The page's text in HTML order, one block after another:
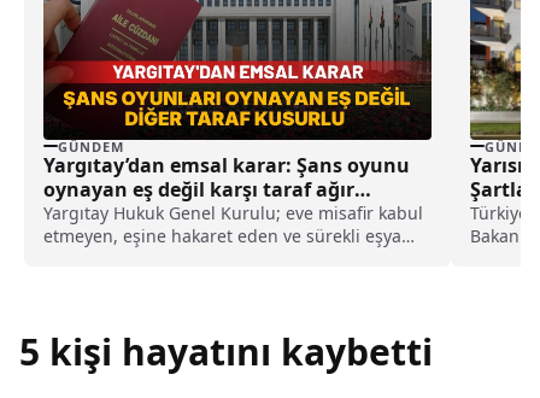
GÜNDEM
Yargıtay’dan emsal karar: Şans oyunu
oynayan eş değil karşı taraf ağır
kusurlu sayıldı
Yargıtay Hukuk Genel Kurulu; eve misafir kabul
etmeyen, eşine hakaret eden ve sürekli eşya
Yarısı
Bakanı
5 kişi hayatını kaybetti